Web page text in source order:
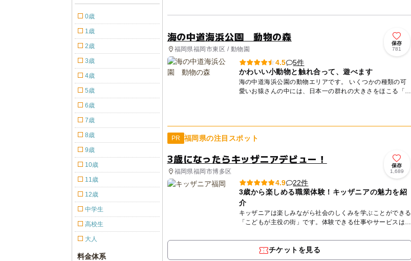
海の中道海浜公園 動物の森
福岡県福岡市東区 / 動物園
保存
781
4.5
5件
かわいい小動物と触れ合って、遊べます
海の中道海浜公園の動物エリアです。 いくつかの種類の可
愛いお猿さんの中には、日本一の群れの大きさをほこる「リ
PR 福岡県の注目スポット
3歳になったらキッザニアデビュー！
福岡県福岡市博多区
保存
1,689
4.9
22件
3歳から楽しめる職業体験！キッザニアの魅力を紹
介
キッザニアは楽しみながら社会のしくみを学ぶことができる
「こどもが主役の街」です。体験できる仕事やサービスは約
ようにいろい...
チケットを見る
0歳
1歳
2歳
3歳
4歳
5歳
6歳
7歳
8歳
9歳
10歳
11歳
12歳
中学生
高校生
大人
料金体系